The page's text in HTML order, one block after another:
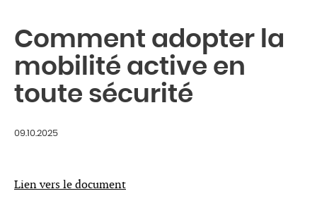
Comment adopter la
mobilité active en
toute sécurité
09.10.2025
Lien vers le document